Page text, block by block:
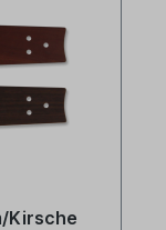
Kirsche